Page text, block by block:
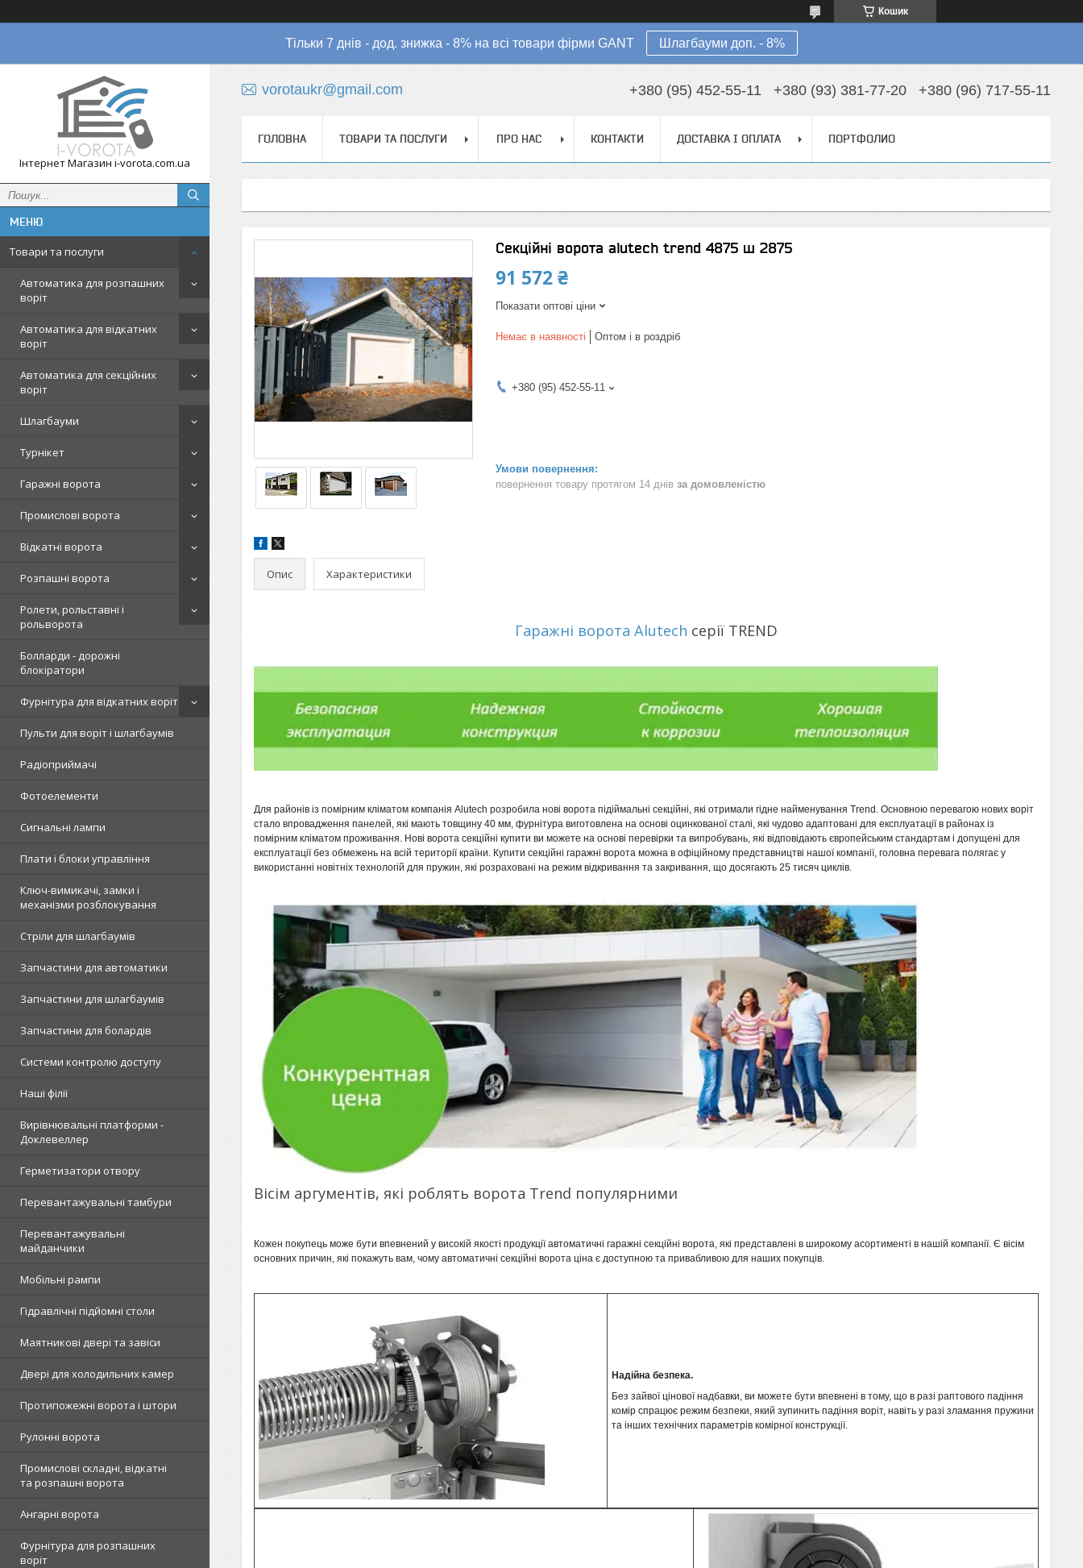
Кошик
Тільки 7 днів - дод. знижка - 8% на всі товари фірми GANT Шлагбауми доп. - 8%
Інтернет Магазин i-vorota.com.ua
Товари та послуги
Автоматика для розпашних
воріт
Автоматика для відкатних
воріт
Автоматика для секційних
воріт
Шлагбауми
Турнікет
Гаражні ворота
Промислові ворота
Відкатні ворота
Розпашні ворота
Ролети, рольставні і
рольворота
Болларди - дорожні
блокіратори
Фурнітура для відкатних воріт
Пульти для воріт і шлагбаумів
Радіоприймачі
Фотоелементи
Сигнальні лампи
Плати і блоки управління
Ключ-вимикачі, замки і
механізми розблокування
Стріли для шлагбаумів
Запчастини для автоматики
Запчастини для шлагбаумів
Запчастини для болардів
Системи контролю доступу
Наші філії
Вирівнювальні платформи -
Доклевеллер
Герметизатори отвору
Перевантажувальні тамбури
Перевантажувальні
майданчики
Мобільні рампи
Гідравлічні підйомні столи
Маятникові двері та завіси
Двері для холодильних камер
Протипожежні ворота і штори
Рулонні ворота
Промислові складні, відкатні
та розпашні ворота
Ангарні ворота
Фурнітура для розпашних
воріт
vorotaukr@gmail.com +380 (95) 452-55-11 +380 (93) 381-77-20 +380 (96) 717-55-11
ГОЛОВНА ТОВАРИ ТА ПОСЛУГИ ПРО НАС КОНТАКТИ ДОСТАВКА І ОПЛАТА ПОРТФОЛИО
Секційні ворота alutech trend 4875 ш 2875
91 572 ₴
Показати оптові ціни
Немає в наявності Оптом і в роздріб
+380 (95) 452-55-11
повернення товару протягом 14 днів за домовленістю
Опис Характеристики
Гаражні ворота Alutech серії TREND
Для районів із помірним кліматом компанія Alutech розробила нові ворота підіймальні секційні, які отримали гідне найменування Trend. Основною перевагою нових воріт
стало впровадження панелей, які мають товщину 40 мм, фурнітура виготовлена на основі оцинкованої сталі, які чудово адаптовані для експлуатації в районах із
помірним кліматом проживання. Нові ворота секційні купити ви можете на основі перевірки та випробувань, які відповідають європейським стандартам і допущені для
експлуатації без обмежень на всій території країни. Купити секційні гаражні ворота можна в офіційному представництві нашої компанії, головна перевага полягає у
використанні новітніх технологій для пружин, які розраховані на режим відкривання та закривання, що досягають 25 тисяч циклів.
Вісім аргументів, які роблять ворота Trend популярними
Кожен покупець може бути впевнений у високій якості продукції автоматичні гаражні секційні ворота, які представлені в широкому асортименті в нашій компанії. Є вісім
основних причин, які покажуть вам, чому автоматичні секційні ворота ціна є доступною та привабливою для наших покупців.
Надійна безпека.
Без зайвої цінової надбавки, ви можете бути впевнені в тому, що в разі раптового падіння
комір спрацює режим безпеки, який зупинить падіння воріт, навіть у разі зламання пружини
та інших технічних параметрів комірної конструкції.